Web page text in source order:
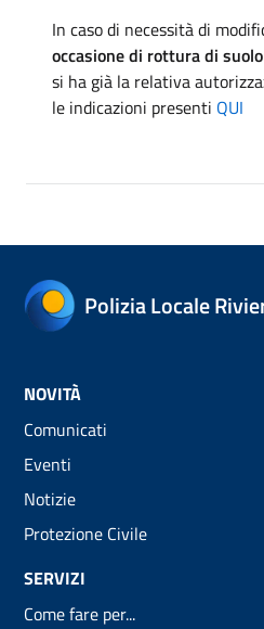
In caso di necessità di
occasione di rottura di
si ha già la relativa
le indicazioni presenti QUI
Polizia Locale
NOVITÀ
Comunicati
Eventi
Notizie
Protezione Civile
SERVIZI
Come fare per...